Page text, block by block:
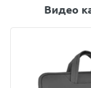
Видео